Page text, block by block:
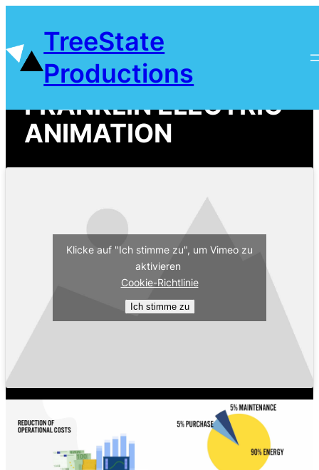
springenTreeState
Productions
FRANKLIN ELECTRIC -
ANIMATION
Klicke auf "Ich stimme zu", um Vimeo zu
aktivieren
Cookie-Richtlinie
Ich stimme zu